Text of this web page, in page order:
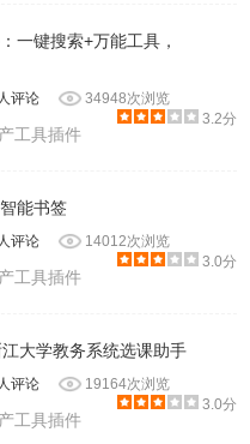
一键搜索+万能工具，
评论
34948次浏览
3.2分
工具插件
能书签
评论
14012次浏览
3.0分
工具插件
大学教务系统选课助手
评论
19164次浏览
3.0分
工具插件